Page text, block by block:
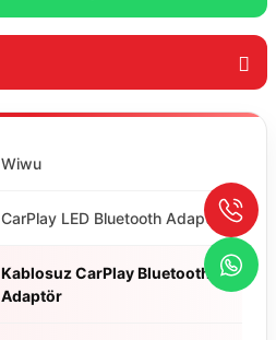
Wiwu
CarPlay LED Bluetooth Adaptör
Kablosuz CarPlay Bluetooth
Adaptör